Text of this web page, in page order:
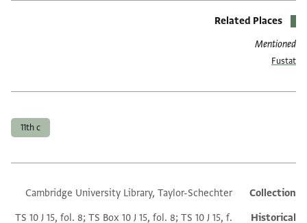
Related Places
Mentioned
Fustat
11th c
Additional metadata
Collection
Cambridge University Library, Taylor-Schechter
Historical
TS 10 J 15, fol. 8; TS Box 10 J 15, fol. 8; TS 10 J 15, f.